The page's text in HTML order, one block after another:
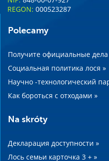
REGON: 000523287
Polecamy
Получите официальные
Социальная политика лося »
Научно -технологический
Как бороться с отходами »
Na skróty
Декларация доступности »
Лось семьи карточка 3 + »